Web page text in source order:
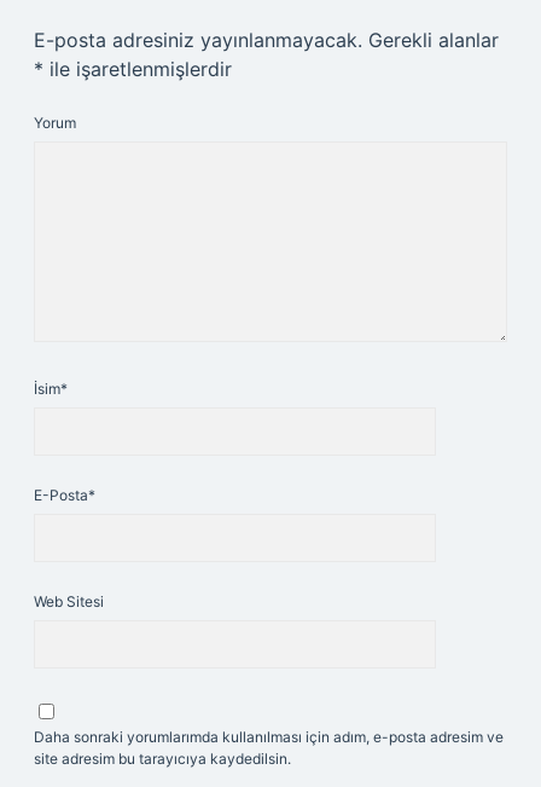
E-posta adresiniz yayınlanmayacak. Gerekli alanlar
* ile işaretlenmişlerdir
Yorum
İsim*
E-Posta*
Web Sitesi
Daha sonraki yorumlarımda kullanılması için adım, e-posta adresim ve
site adresim bu tarayıcıya kaydedilsin.